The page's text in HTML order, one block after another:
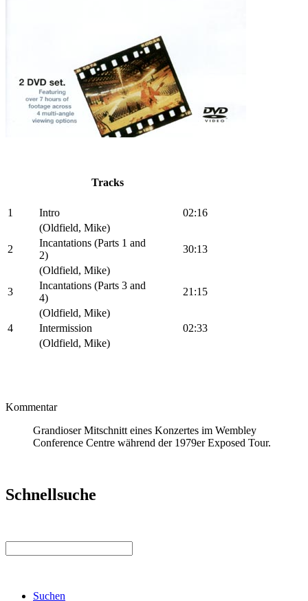
Tracks
1 Intro
02:16
(Oldfield, Mike)
2
Incantations (Parts 1 and
2)
30:13
(Oldfield, Mike)
3
Incantations (Parts 3 and
4)
21:15
(Oldfield, Mike)
4
Intermission
02:33
(Oldfield, Mike)
Kommentar
Grandioser Mitschnitt eines Konzertes im Wembley
Conference Centre während der 1979er Exposed Tour.
Schnellsuche
Suchen